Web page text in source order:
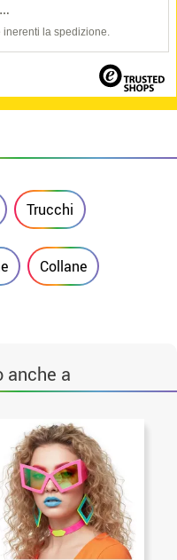
inerenti la spedizione.
Trucchi
Collane
anche a